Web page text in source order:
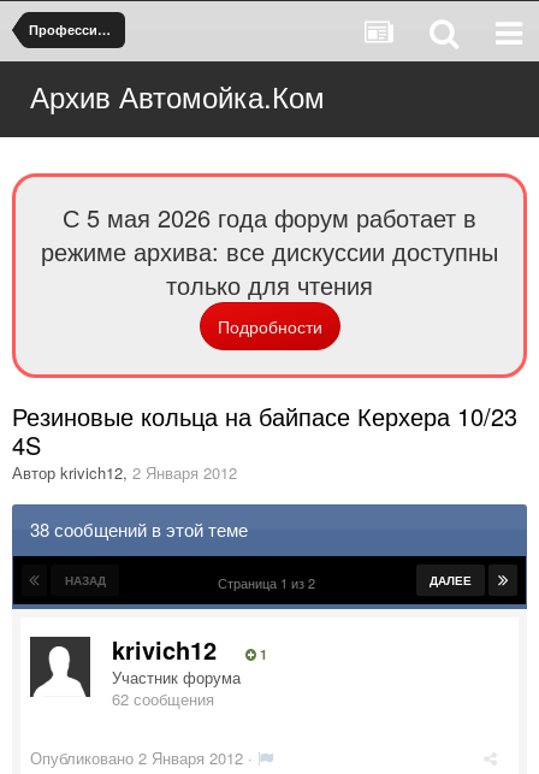
Профессиональные АВД
Архив Автомойка.Ком
С 5 мая 2026 года форум работает в
режиме архива: все дискуссии доступны
только для чтения
Подробности
Резиновые кольца на байпасе Керхера 10/23
4S
Автор krivich12, 2 Января 2012
38 сообщений в этой теме
НАЗАД ДАЛЕЕ
Страница 1 из 2
krivich12 1
Участник форума
62 сообщения
Опубликовано 2 Января 2012 ·